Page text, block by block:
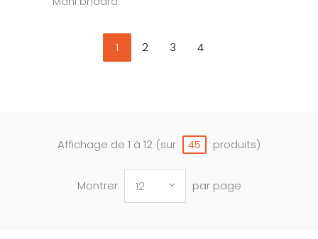
1 2 3 4
Affichage de 1 à 12 (sur 45 produits)
Montrer 12 par page